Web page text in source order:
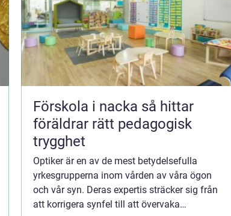
Förskola i nacka så hittar
föräldrar rätt pedagogisk
trygghet
Optiker är en av de mest betydelsefulla
yrkesgrupperna inom vården av våra ögon
och vår syn. Deras expertis sträcker sig från
att korrigera synfel till att övervaka